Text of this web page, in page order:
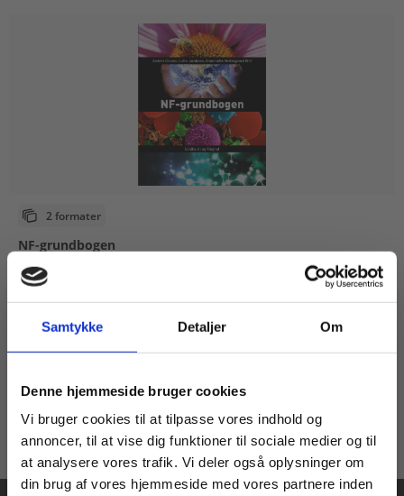
Samtykke Detaljer Om
Denne hjemmeside bruger cookies
Vi bruger cookies til at tilpasse vores indhold og
annoncer, til at vise dig funktioner til sociale medier og til
at analysere vores trafik. Vi deler også oplysninger om
din brug af vores hjemmeside med vores partnere inden
2 formater
NF-grundbogen
Anders Groesen Lotte Jacobsen
Køb læremidler og find masterclasses mm.
Fortsæt som: